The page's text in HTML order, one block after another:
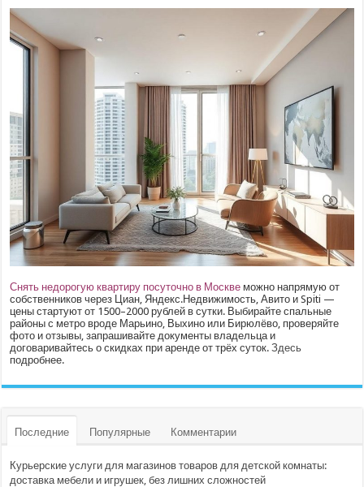
Снять недорогую квартиру посуточно в Москве можно напрямую от
собственников через Циан, Яндекс.Недвижимость, Авито и Spiti —
цены стартуют от 1500–2000 рублей в сутки. Выбирайте спальные
районы с метро вроде Марьино, Выхино или Бирюлёво, проверяйте
фото и отзывы, запрашивайте документы владельца и
договаривайтесь о скидках при аренде от трёх суток.Здесь
подробнее.
Последние Популярные Комментарии
Курьерские услуги для магазинов товаров для детской комнаты:
доставка мебели и игрушек, без лишних сложностей